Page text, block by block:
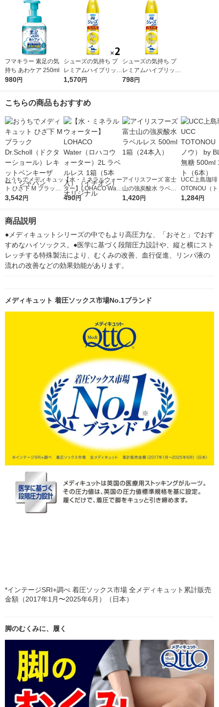
フマキラー 素足の気
持ち あわケア 250ml
980円
シューズの気持ち プ
レミアムハイブリッド
無香性 280ml 2本 フ
1,570円
シューズの気持ち プ
レミアムハイブリッド
280ml 無香性 フマキ
798円
こちらの商品もおすすめ
おうちでメディキュッ
ト ひざ下 M ブラック
Dr.Scholl（ドクター
3,542円
【水・ミネラルウォー
ター】LOHACO Wate
r（ロハコウォータ
490円
アイリスフーズ 富士
山の強炭酸水 ラベル
レス 500ml 1箱（24
1,420円
UCC上島珈琲
OTONOU（
ウ） by
1,284円
商品説明
●メディキュットシリーズの中でもより高圧力な、「おそと」でおす
すめなハイソックス。●医学に基づく段階圧力設計や、縦と横にスト
レッチする特殊製法により、むくみの改善、血行促進、リンパ液の
流れの改善などの効果効能があります。
メディキュット 着圧ソックス市場No.1ブランド
*インテージSRI+調べ 着圧ソックス市場 全メディキュット累計販売
金額（2017年1月〜2025年6月）（日本）
脚のむくみに、履く